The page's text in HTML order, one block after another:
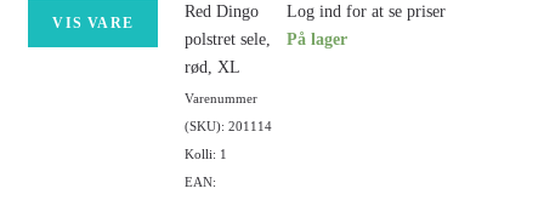
VIS VARE
Red Dingo
polstret sele,
rød, XL
Varenummer
(SKU): 201114
Kolli: 1
EAN:
Log ind for at se priser
På lager